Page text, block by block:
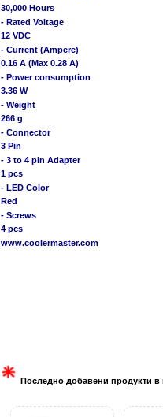
30,000 Hours
- Rated Voltage
12 VDC
- Current (Ampere)
0.16 A (Max 0.28 A)
- Power consumption
3.36 W
- Weight
266 g
- Connector
3 Pin
- 3 to 4 pin Adapter
1 pcs
- LED Color
Red
- Screws
4 pcs
www.coolermaster.com
Последно добавени продукти в